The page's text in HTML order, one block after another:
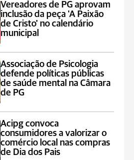
Vereadores de PG aprovam
inclusão da peça 'A Paixão
de Cristo' no calendário
municipal
Associação de Psicologia
defende políticas públicas
de saúde mental na Câmara
de PG
Acipg convoca
consumidores a valorizar o
comércio local nas compras
de Dia dos Pais